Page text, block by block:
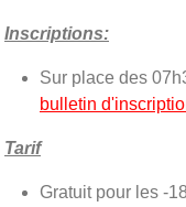
Inscriptions:
Sur place des
bulletin
Tarif
Gratuit pour les -